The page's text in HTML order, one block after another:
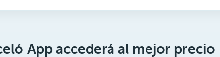
App accederá al mejor precio